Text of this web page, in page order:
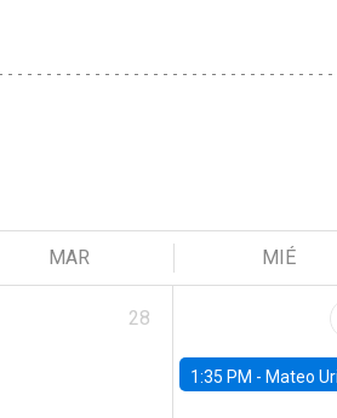
MAR MIÉ
28
1:35 PM - Mateo Uribe-Castro, Universidad de los Andes